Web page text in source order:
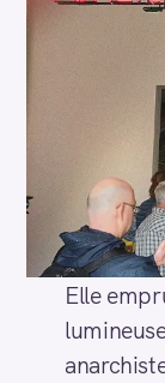
Elle